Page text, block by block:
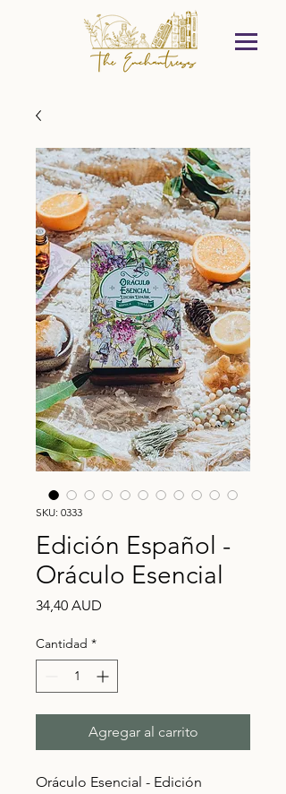
SKU: 0333
Edición Español -
Oráculo Esencial
34,40 AUD
Cantidad *
Agregar al carrito
Oráculo Esencial - Edición